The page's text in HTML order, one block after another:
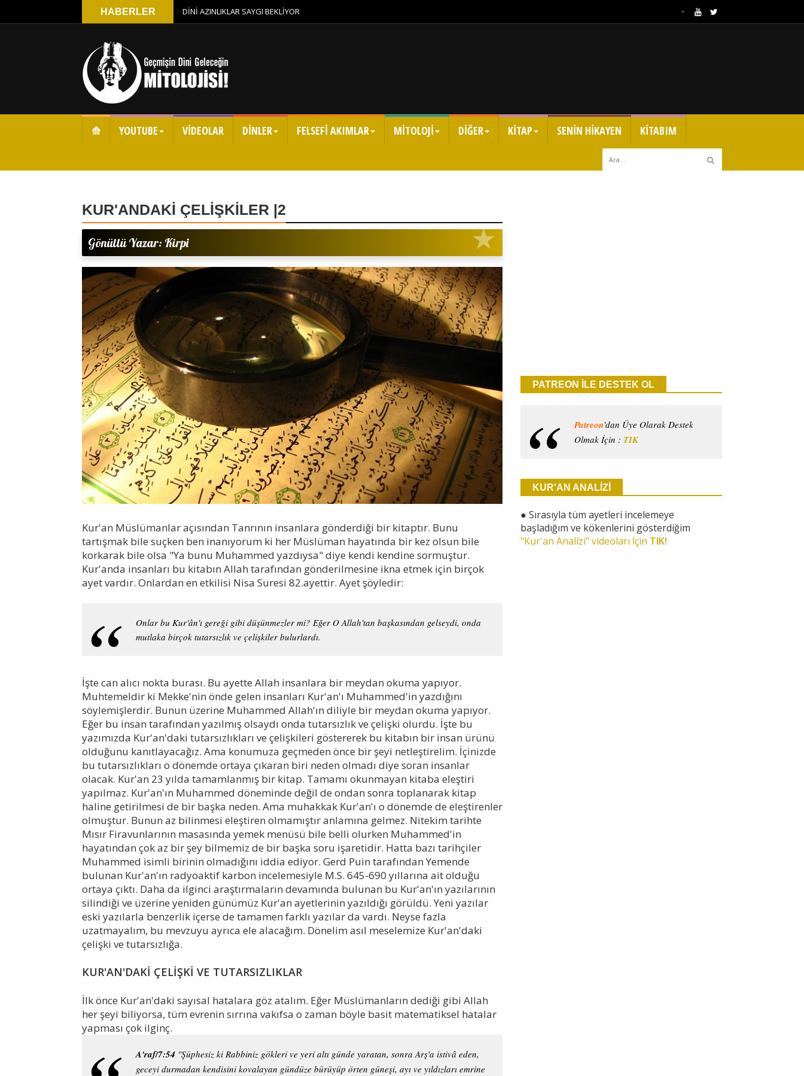
HABERLER DİNİ AZINLIKLAR SAYGI BEKLİYOR
⟰ YOUTUBE VİDEOLAR DİNLER FELSEFİ AKIMLAR MİTOLOJİ DİĞER KİTAP SENİN HİKAYEN KİTABIM
KUR'ANDAKİ ÇELİŞKİLER |2
Gönüllü Yazar: Kirpi
Kur'an Müslümanlar açısından Tanrının insanlara gönderdiği bir kitaptır. Bunu
tartışmak bile suçken ben inanıyorum ki her Müslüman hayatında bir kez olsun bile
korkarak bile olsa "Ya bunu Muhammed yazdıysa" diye kendi kendine sormuştur.
Kur'anda insanları bu kitabın Allah tarafından gönderilmesine ikna etmek için birçok
ayet vardır. Onlardan en etkilisi Nisa Suresi 82.ayettir. Ayet şöyledir:
Onlar bu Kur'ân'ı gereği gibi düşünmezler mi? Eğer O Allah'tan başkasından gelseydi, onda
mutlaka birçok tutarsızlık ve çelişkiler bulurlardı.
İşte can alıcı nokta burası. Bu ayette Allah insanlara bir meydan okuma yapıyor.
Muhtemeldir ki Mekke'nin önde gelen insanları Kur'an'ı Muhammed'in yazdığını
söylemişlerdir. Bunun üzerine Muhammed Allah'ın diliyle bir meydan okuma yapıyor.
Eğer bu insan tarafından yazılmış olsaydı onda tutarsızlık ve çelişki olurdu. İşte bu
yazımızda Kur'an'daki tutarsızlıkları ve çelişkileri göstererek bu kitabın bir insan ürünü
olduğunu kanıtlayacağız. Ama konumuza geçmeden önce bir şeyi netleştirelim. İçinizde
bu tutarsızlıkları o dönemde ortaya çıkaran biri neden olmadı diye soran insanlar
olacak. Kur'an 23 yılda tamamlanmış bir kitap. Tamamı okunmayan kitaba eleştiri
yapılmaz. Kur'an'ın Muhammed döneminde değil de ondan sonra toplanarak kitap
haline getirilmesi de bir başka neden. Ama muhakkak Kur'an'ı o dönemde de eleştirenler
olmuştur. Bunun az bilinmesi eleştiren olmamıştır anlamına gelmez. Nitekim tarihte
Mısır Firavunlarının masasında yemek menüsü bile belli olurken Muhammed'in
hayatından çok az bir şey bilmemiz de bir başka soru işaretidir. Hatta bazı tarihçiler
Muhammed isimli birinin olmadığını iddia ediyor. Gerd Puin tarafından Yemende
bulunan Kur'an'ın radyoaktif karbon incelemesiyle M.S. 645-690 yıllarına ait olduğu
ortaya çıktı. Daha da ilginci araştırmaların devamında bulunan bu Kur'an'ın yazılarının
silindiği ve üzerine yeniden günümüz Kur'an ayetlerinin yazıldığı görüldü. Yeni yazılar
eski yazılarla benzerlik içerse de tamamen farklı yazılar da vardı. Neyse fazla
uzatmayalım, bu mevzuyu ayrıca ele alacağım. Dönelim asıl meselemize Kur'an'daki
çelişki ve tutarsızlığa.
KUR'AN'DAKİ ÇELİŞKİ VE TUTARSIZLIKLAR
İlk önce Kur'an'daki sayısal hatalara göz atalım. Eğer Müslümanların dediği gibi Allah
her şeyi biliyorsa, tüm evrenin sırrına vakıfsa o zaman böyle basit matematiksel hatalar
yapması çok ilginç.
A'raf/7:54 "Şüphesiz ki Rabbiniz gökleri ve yeri altı günde yaratan, sonra Arş'a istivâ eden,
geceyi durmadan kendisini kovalayan gündüze bürüyüp örten güneşi, ayı ve yıldızları emrine
PATREON İLE DESTEK OL
Patreon'dan Üye Olarak Destek
Olmak İçin : TIK
KUR'AN ANALİZİ
●Sırasıyla tüm ayetleri incelemeye
başladığım ve kökenlerini gösterdiğim
"Kur'an Analizi" videoları İçin TIK!